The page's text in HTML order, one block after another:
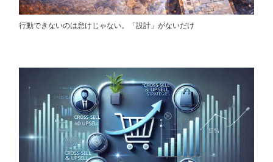
行動できないのは怠けじゃない。「設計」がないだけ